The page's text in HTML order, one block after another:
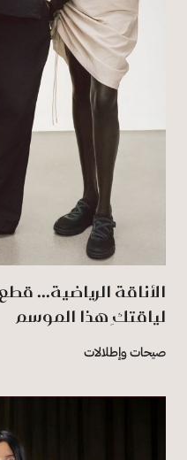
الأناقة الرياضية...
لياقتكِ هذا الموسم
صيحات وإطلالات